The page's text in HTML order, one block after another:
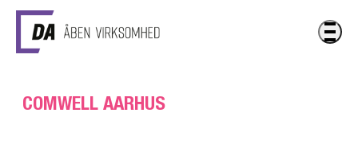
Gå til hovedindhold
COMWELL AARHUS